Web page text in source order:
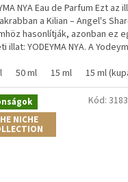
NYA Eau de Parfum Ezt az
a Kilian – Angel's
hasonlítják, azonban ez
illat: YODEYMA NYA. A
50 ml 15 ml 15 ml
NICHE
Kód: